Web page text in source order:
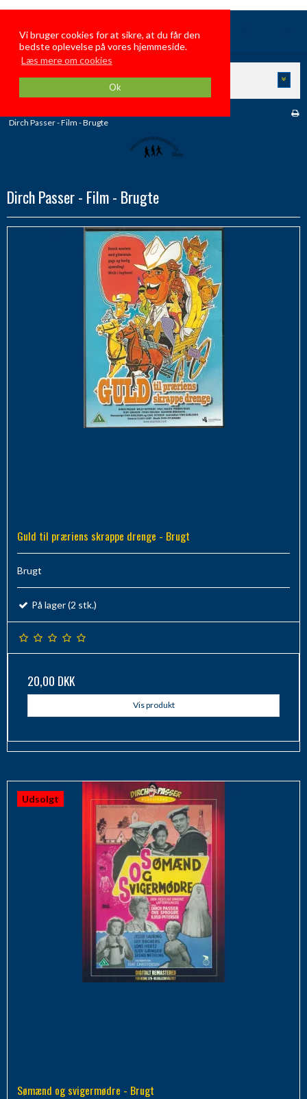
Vi bruger cookies for at sikre, at du får den
bedste oplevelse på vores hjemmeside.
Læs mere om cookies
Ok
GamleDanskeFilmFamiliehygge
KATEGORIER
Dirch Passer - Film - Brugte
Dirch Passer - Film - Brugte
Guld til præriens skrappe drenge - Brugt
Brugt
På lager (2 stk.)
20,00 DKK
Vis produkt
Udsolgt
Sømænd og svigermødre - Brugt